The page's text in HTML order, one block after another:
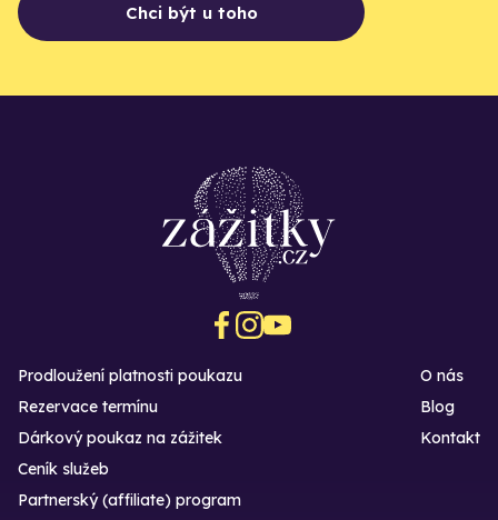
Chci být u toho
Prodloužení platnosti poukazu
Rezervace termínu
Dárkový poukaz na zážitek
O nás
Blog
Kontakt
Ceník služeb
Partnerský (affiliate) program